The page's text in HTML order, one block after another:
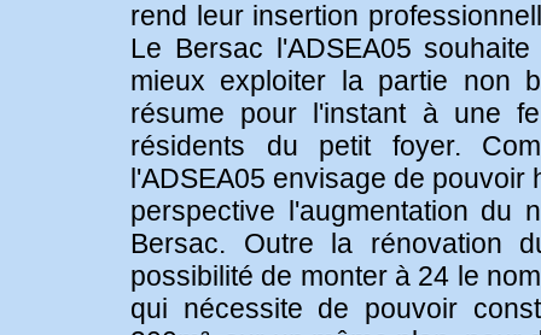
rend leur insertion
Le Bersac l'ADSEA05
mieux exploiter la partie non
résume pour l'instant à une
résidents du petit foyer.
l'ADSEA05 envisage de
perspective l'augmentation
Bersac. Outre la rénovation
possibilité de monter à 24 le
qui nécessite de pouvoir